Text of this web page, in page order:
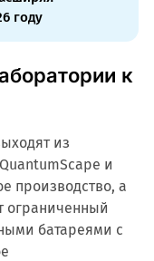
году
к
из
и
производство, а
ограниченный
батареями с